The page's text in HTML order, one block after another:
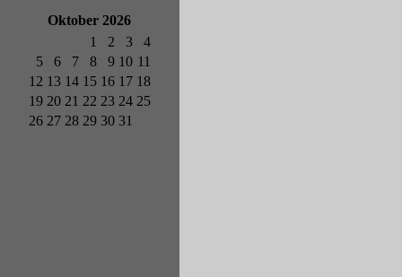
Oktober 2026
1
2 3
4
5
6 7 8 9 10 11
12 13 14 15 16 17 18
19 20 21 22 23 24 25
26 27 28 29 30 31